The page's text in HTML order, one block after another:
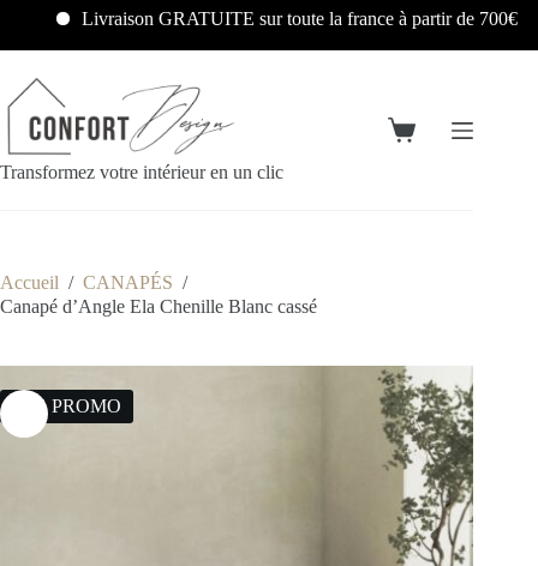
Livraison GRATUITE sur toute la france à partir de 700€
Transformez votre intérieur en un clic
Accueil / CANAPÉS /
Canapé d’Angle Ela Chenille Blanc cassé
23% PROMO